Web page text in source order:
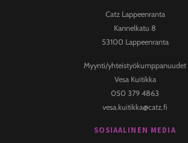
Catz Lappeenranta
Kannelkatu 8
53100 Lappeenranta
Myynti/yhteistyökumppanuudet
Vesa Kuitikka
050 379 4863
vesa.kuitikka@catz.fi
SOSIAALINEN MEDIA